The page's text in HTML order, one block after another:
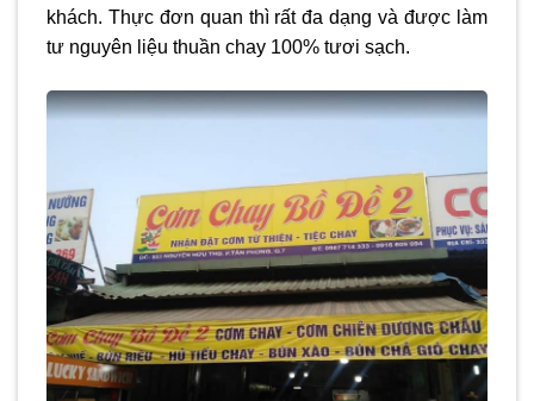
khách. Thực đơn quan thì rất đa dạng và được làm
tư nguyên liệu thuần chay 100% tươi sạch.